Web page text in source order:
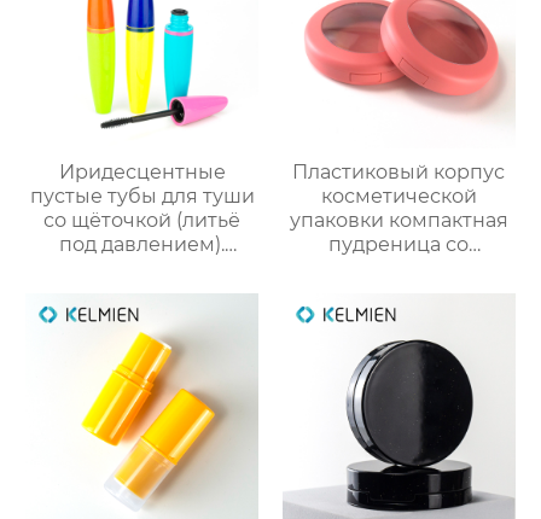
Иридесцентные
пустые тубы для туши
со щёточкой (литьё
под давлением).
производителя
упаковки для
косметики
Пластиковый корпус
косметической
упаковки компактная
пудреница со
дизайна